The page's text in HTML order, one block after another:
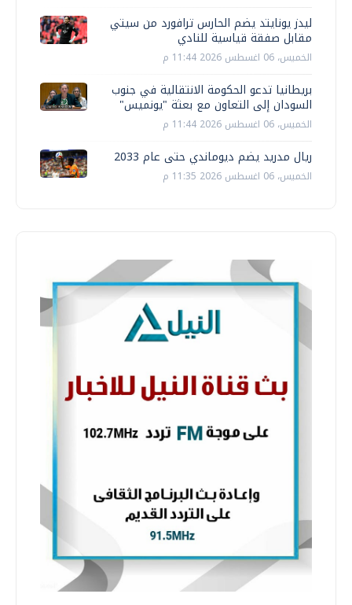
ليدز يونايتد يضم الحارس ترافورد من سيتي
مقابل صفقة قياسية للنادي
الخميس، 06 اغسطس 2026 11:44 م
بريطانيا تدعو الحكومة الانتقالية في جنوب
السودان إلى التعاون مع بعثة "يونميس"
الخميس، 06 اغسطس 2026 11:44 م
ريال مدريد يضم ديوماندي حتى عام 2033
الخميس، 06 اغسطس 2026 11:35 م